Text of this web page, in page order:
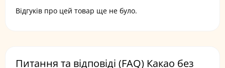
Відгуків про цей товар ще не було.
Питання та відповіді (FAQ) Какао без